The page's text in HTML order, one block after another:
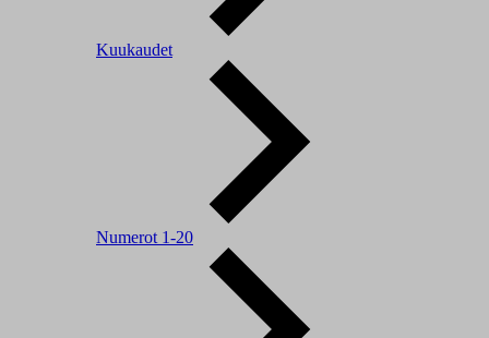
Kuukaudet
Numerot 1-20